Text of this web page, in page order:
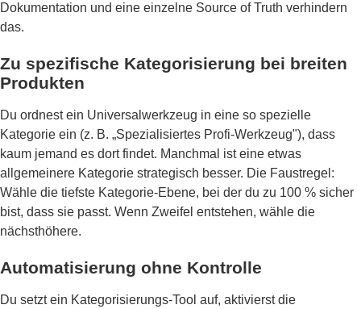
Dokumentation und eine einzelne Source of Truth verhindern
das.
Zu spezifische Kategorisierung bei breiten
Produkten
Du ordnest ein Universalwerkzeug in eine so spezielle
Kategorie ein (z. B. „Spezialisiertes Profi-Werkzeug"), dass
kaum jemand es dort findet. Manchmal ist eine etwas
allgemeinere Kategorie strategisch besser. Die Faustregel:
Wähle die tiefste Kategorie-Ebene, bei der du zu 100 % sicher
bist, dass sie passt. Wenn Zweifel entstehen, wähle die
nächsthöhere.
Automatisierung ohne Kontrolle
Du setzt ein Kategorisierungs-Tool auf, aktivierst die